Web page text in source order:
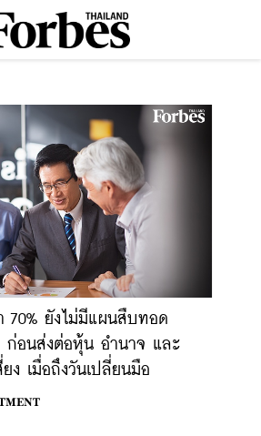
70% ยังไม่มีแผนสืบทอด
ก่อนส่งต่อหุ้น อำนาจ และ
ง เมื่อถึงวันเปลี่ยนมือ